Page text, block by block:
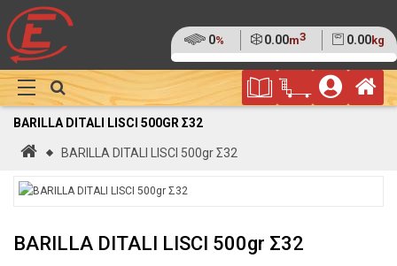
Ποσοστό
της
παλέτας
0% Όγκος
0.00m3 Βάρος
0.00kg
(0%)
Φυλλάδιο
Προσφορών
Show
Megamenu
BARILLA DITALI LISCI 500GR Σ32
ΑρχικήBARILLA DITALI LISCI 500gr Σ32
BARILLA DITALI LISCI 500gr Σ32